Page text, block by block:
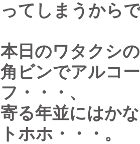
ってしまうから
本日のワタクシ
角ビンでアルコ
フ・・・、
寄る年並にはか
トホホ・・・。